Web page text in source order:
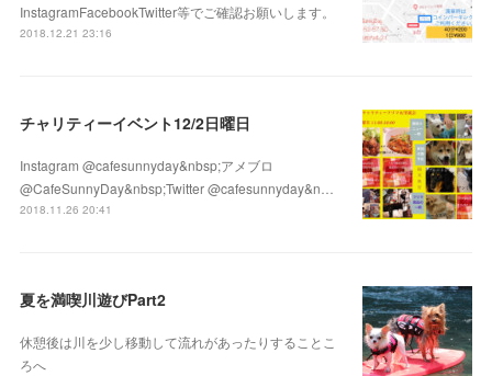
InstagramFacebookTwitter等でご確認お願いします。
2018.12.21 23:16
チャリティーイベント12/2日曜日
Instagram @cafesunnyday&nbsp;アメブロ
@CafeSunnyDay&nbsp;Twitter @cafesunnyday&n…
2018.11.26 20:41
夏を満喫川遊びPart2
休憩後は川を少し移動して流れがあったりすることこ
ろへ